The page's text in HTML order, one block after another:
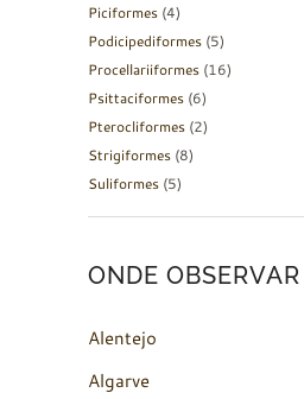
Piciformes (4)
Podicipediformes (5)
Procellariiformes (16)
Psittaciformes (6)
Pterocliformes (2)
Strigiformes (8)
Suliformes (5)
ONDE OBSERVAR
Alentejo
Algarve